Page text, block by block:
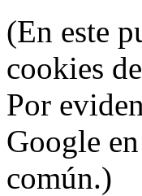
(En este
cookies
Por
Google
común.)